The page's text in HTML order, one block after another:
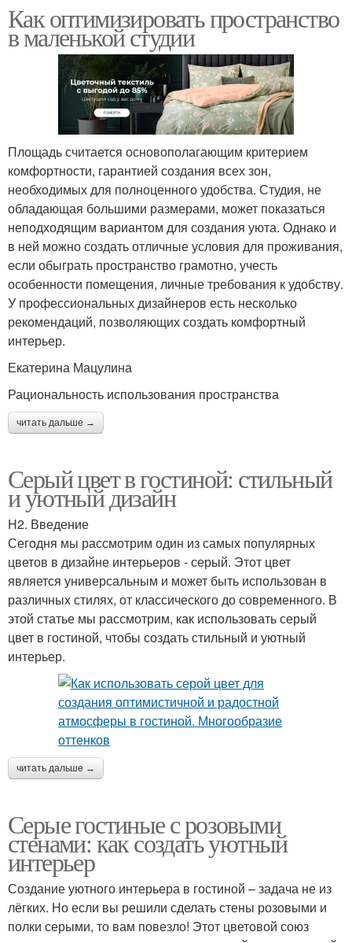
Как оптимизировать пространство
в маленькой студии
Площадь считается основополагающим критерием
комфортности, гарантией создания всех зон,
необходимых для полноценного удобства. Студия, не
обладающая большими размерами, может показаться
неподходящим вариантом для создания уюта. Однако и
в ней можно создать отличные условия для проживания,
если обыграть пространство грамотно, учесть
особенности помещения, личные требования к удобству.
У профессиональных дизайнеров есть несколько
рекомендаций, позволяющих создать комфортный
интерьер.
Екатерина Мацулина
Рациональность использования пространства
читать дальше →
Серый цвет в гостиной: стильный
и уютный дизайн
H2. Введение
Сегодня мы рассмотрим один из самых популярных
цветов в дизайне интерьеров - серый. Этот цвет
является универсальным и может быть использован в
различных стилях, от классического до современного. В
этой статье мы рассмотрим, как использовать серый
цвет в гостиной, чтобы создать стильный и уютный
интерьер.
читать дальше →
Серые гостиные с розовыми
стенами: как создать уютный
интерьер
Создание уютного интерьера в гостиной – задача не из
лёгких. Но если вы решили сделать стены розовыми и
полки серыми, то вам повезло! Этот цветовой союз